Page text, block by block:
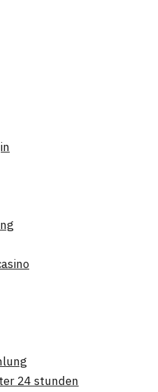
24 stunden